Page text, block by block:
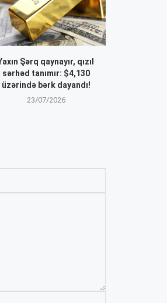
Şərq qaynayır, qızıl
sərhəd tanımır: $4,130
üzərində bərk dayandı!
23/07/2026